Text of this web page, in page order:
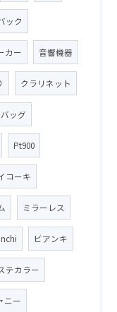
ック
カー 音響機器
クラリネット
ッグ
Pt900
コーキ
ミラーレス
ビアンキ
テカラー
ニー